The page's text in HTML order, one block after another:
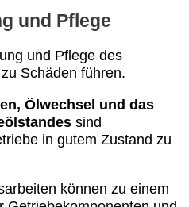
und Pflege
und Pflege des
Schäden führen.
Ölwechsel und das
sind
in gutem Zustand zu
können zu einem